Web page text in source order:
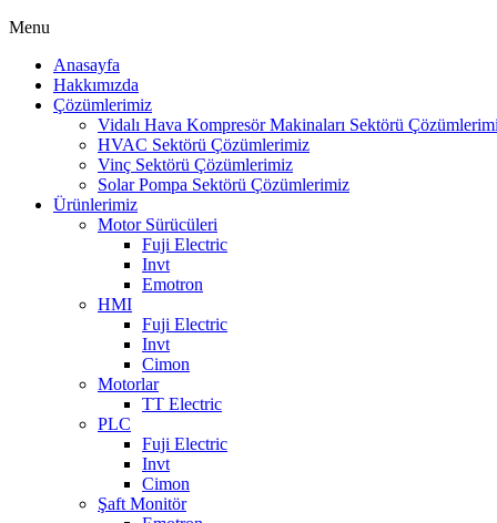
Menu
Anasayfa
Hakkımızda
Çözümlerimiz
Vidalı Hava Kompresör Makinaları Sektörü
HVAC Sektörü Çözümlerimiz
Vinç Sektörü Çözümlerimiz
Solar Pompa Sektörü Çözümlerimiz
Ürünlerimiz
Motor Sürücüleri
Fuji Electric
Invt
Emotron
HMI
Fuji Electric
Invt
Cimon
Motorlar
TT Electric
PLC
Fuji Electric
Invt
Cimon
Şaft Monitör